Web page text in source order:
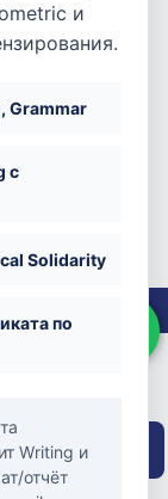
и
Grammar
с
Solidarity
по
Writing и
отчёт
навигация
Park,